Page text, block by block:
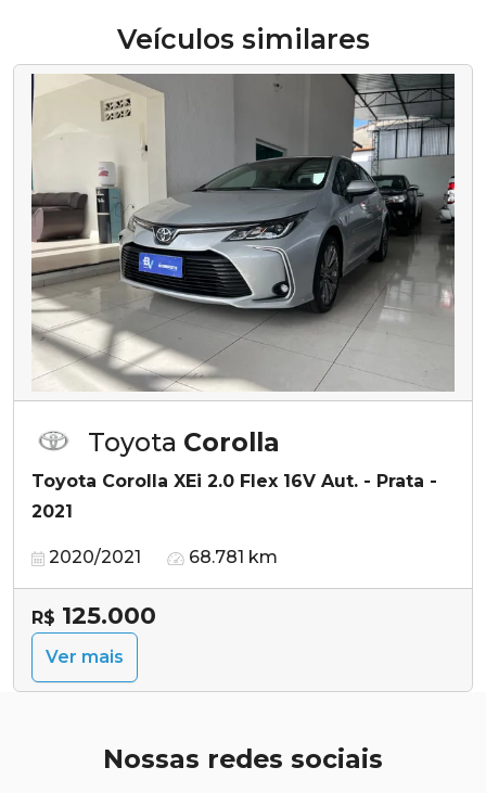
Veículos similares
Toyota Corolla
Toyota Corolla XEi 2.0 Flex 16V Aut. - Prata -
2021
2020/2021 68.781 km
R$ 125.000
Ver mais
Nossas redes sociais